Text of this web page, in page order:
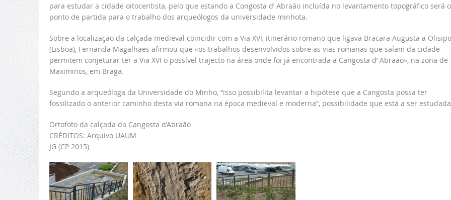
para estudar a cidade oitocentista, pelo que estando a Congosta d’ Abraão incluída no levantamento topográfico será o
ponto de partida para o trabalho dos arqueólogos da universidade minhota.
Sobre a localização da calçada medieval coincidir com a Via XVI, itinerário romano que ligava Bracara Augusta a Olisipo
(Lisboa), Fernanda Magalhães afirmou que «os trabalhos desenvolvidos sobre as vias romanas que saíam da cidade
permitem conjeturar ter a Via XVI o possível trajecto na área onde foi já encontrada a Cangosta d’ Abraão», na zona de
Maximinos, em Braga.
Segundo a arqueóloga da Universidade do Minho, “isso possibilita levantar a hipótese que a Cangosta possa ter
fossilizado o anterior caminho desta via romana na época medieval e moderna”, possibilidade que está a ser
Ortofoto da calçada da Cangosta d’Abraão
CRÉDITOS: Arquivo UAUM
JG (CP 2015)